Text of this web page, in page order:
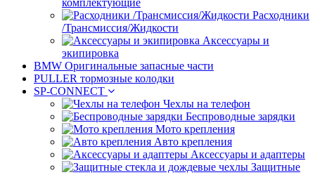
комплектующие
Расходники
/Трансмиссия/Жидкости
Аксессуары и
экипировка
BMW Оригинальные запасные части
PULLER тормозные колодки
SP-CONNECT
Чехлы на телефон
Беспроводные зарядки
Мото крепления
Авто крепления
Аксессуары и адаптеры
Защитные